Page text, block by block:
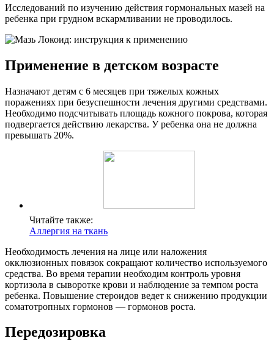
Исследований по изучению действия гормональных мазей на
ребенка при грудном вскармливании не проводилось.
Применение в детском возрасте
Назначают детям с 6 месяцев при тяжелых кожных
поражениях при безуспешности лечения другими средствами.
Необходимо подсчитывать площадь кожного покрова, которая
подвергается действию лекарства. У ребенка она не должна
превышать 20%.
Читайте также:
Аллергия на ткань
Необходимость лечения на лице или наложения
окклюзионных повязок сокращают количество используемого
средства. Во время терапии необходим контроль уровня
кортизола в сыворотке крови и наблюдение за темпом роста
ребенка. Повышение стероидов ведет к снижению продукции
соматотропных гормонов — гормонов роста.
Передозировка